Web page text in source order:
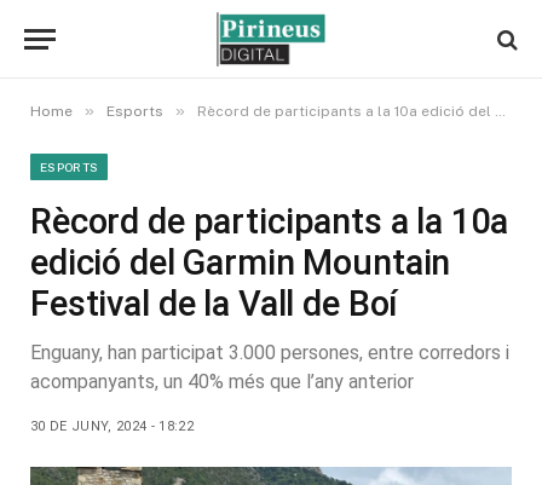
Home » Esports » Rècord de participants a la 10a edició del Garmin Mountain Festival de la Vall de Boí
ESPORTS
Rècord de participants a la 10a
edició del Garmin Mountain
Festival de la Vall de Boí
Enguany, han participat 3.000 persones, entre corredors i
acompanyants, un 40% més que l’any anterior
30 DE JUNY, 2024 - 18:22